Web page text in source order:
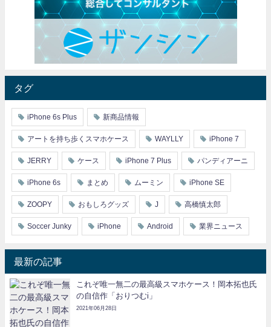
タグ
iPhone 6s Plus 新商品情報
アートを持ち歩くスマホケース WAYLLY iPhone 7
JERRY ケース iPhone 7 Plus パンディアーニ
iPhone 6s まとめ ムーミン iPhone SE
ZOOPY おもしろグッズ J 高橋慎太郎
Soccer Junky iPhone Android 業界ニュース
最新の記事
これぞ唯一無二の最高級スマホケース！岡本拓也氏
の自信作「おりつむi」
2021年06月28日